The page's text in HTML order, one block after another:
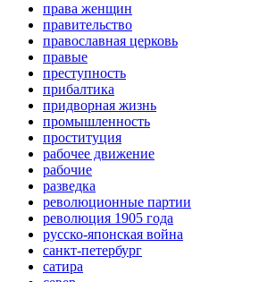
права женщин
правительство
православная церковь
правые
преступность
прибалтика
придворная жизнь
промышленность
проституция
рабочее движение
рабочие
разведка
революционные партии
революция 1905 года
русско-японская война
санкт-петербург
сатира